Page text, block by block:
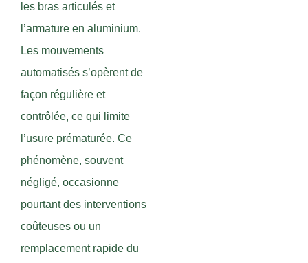
les bras articulés et
l’armature en aluminium.
Les mouvements
automatisés s’opèrent de
façon régulière et
contrôlée, ce qui limite
l’usure prématurée. Ce
phénomène, souvent
négligé, occasionne
pourtant des interventions
coûteuses ou un
remplacement rapide du